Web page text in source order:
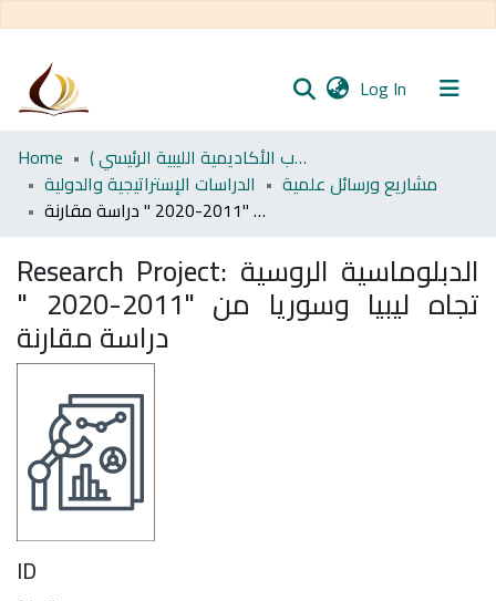
Log In (current)
Communities
& Collections
All of DSpace
Statistics
Home
اﻷكاديمية الليبية للدراسات العليا (رسائل طلاب الأكاديمية الليبية الرئيسي )
الدراسات الإستراتيجية والدولية
مشاريع ورسائل علمية
الدبلوماسية الروسية تجاه ليبيا وسوريا من "2011-2020 " دراسة مقارنة
Research Project: الدبلوماسية الروسية
تجاه ليبيا وسوريا من "2011-2020 "
دراسة مقارنة
ID